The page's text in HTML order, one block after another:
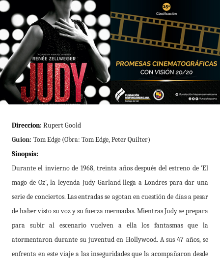
Direccion: Rupert Goold
Guion: Tom Edge (Obra: Tom Edge, Peter Quilter)
Sinopsis:
Durante el invierno de 1968, treinta años después del estreno de 'El
mago de Oz', la leyenda Judy Garland llega a Londres para dar una
serie de conciertos. Las entradas se agotan en cuestión de días a pesar
de haber visto su voz y su fuerza mermadas. Mientras Judy se prepara
para subir al escenario vuelven a ella los fantasmas que la
atormentaron durante su juventud en Hollywood. A sus 47 años, se
enfrenta en este viaje a las inseguridades que la acompañaron desde